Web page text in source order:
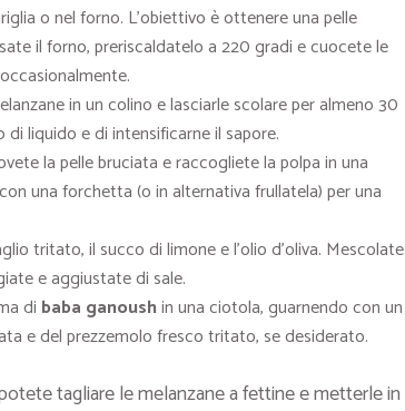
o nel forno. L’obiettivo è ottenere una pelle
il forno, preriscaldatelo a 220 gradi e cuocete le
in un colino e lasciarle scolare per almeno 30
liquido e di intensificarne il sapore.
la pelle bruciata e raccogliete la polpa in una
una forchetta (o in alternativa frullatela) per una
tritato, il succo di limone e l’olio d’oliva. Mescolate
e aggiustate di sale.
di baba ganoushin una ciotola, guarnendo con un
e del prezzemolo fresco tritato, se desiderato.
tagliare le melanzane a fettine e metterle in